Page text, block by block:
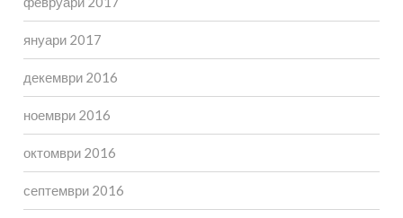
януари 2017
декември 2016
ноември 2016
октомври 2016
септември 2016